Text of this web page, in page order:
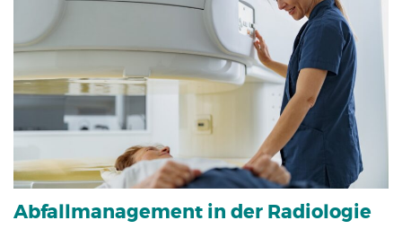
Abfall­management in der Radiologie